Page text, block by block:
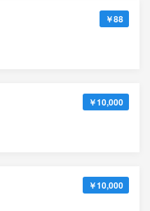
￥88
￥10,000
￥10,000